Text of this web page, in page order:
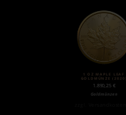
1 OZ MAPLE LEAF
GOLDMÜNZE (2020)
1.890,25 €
Goldmünzen